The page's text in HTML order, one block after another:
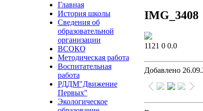
Главная
История школы
Сведения об
образовательной
организации
ВСОКО
Методическая работа
Воспитательная
работа
РДДМ"Движение
Первых"
Экологическое
IMG_3408
1121 0 0.0
Добавлено